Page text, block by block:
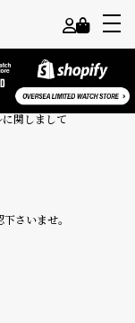
関しまして
さいませ。